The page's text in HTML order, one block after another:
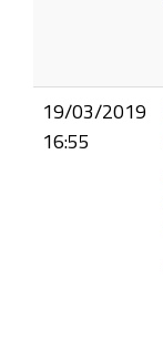
19/03/2019
16:55